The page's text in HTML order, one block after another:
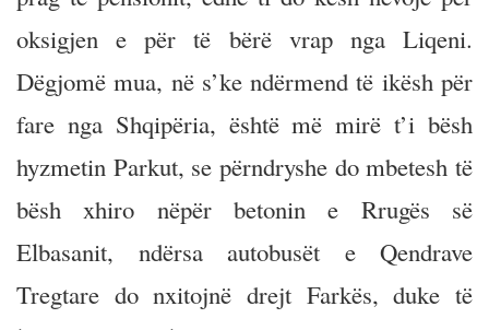
oksigjen e për të bërë vrap nga Liqeni.
Dëgjomë mua, në s’ke ndërmend të ikësh për
fare nga Shqipëria, është më mirë t’i bësh
hyzmetin Parkut, se përndryshe do mbetesh të
bësh xhiro nëpër betonin e Rrugës së
Elbasanit, ndërsa autobusët e Qendrave
Tregtare do nxitojnë drejt Farkës, duke të